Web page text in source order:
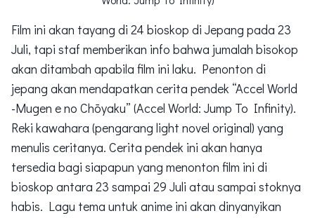
Film ini akan tayang di 24 bioskop di Jepang pada 23
Juli, tapi staf memberikan info bahwa jumalah bisokop
akan ditambah apabila film ini laku. Penonton di
jepang akan mendapatkan cerita pendek “Accel World
-Mugen e no Chōyaku” (Accel World: Jump To Infinity).
Reki kawahara (pengarang light novel original) yang
menulis ceritanya. Cerita pendek ini akan hanya
tersedia bagi siapapun yang menonton film ini di
bioskop antara 23 sampai 29 Juli atau sampai stoknya
habis. Lagu tema untuk anime ini akan dinyanyikan